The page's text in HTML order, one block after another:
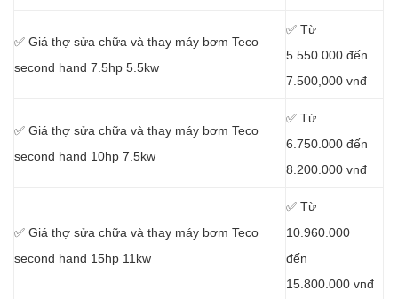
✅ Giá thợ sửa chữa và thay máy bơm Teco
second hand 7.5hp 5.5kw
✅ Từ
5.550.000 đến
7.500,000 vnđ
✅ Giá thợ sửa chữa và thay máy bơm Teco
second hand 10hp 7.5kw
✅ Từ
6.750.000 đến
8.200.000 vnđ
✅ Giá thợ sửa chữa và thay máy bơm Teco
second hand 15hp 11kw
✅ Từ
10.960.000
đến
15.800.000 vnđ